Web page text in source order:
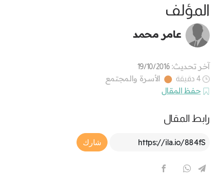
المؤلف
عامر محمد
آخر تحديث: 19/10/2016
4 دقيقة
الأسرة والمجتمع
حفظ المقال
رابط المقال
Article Link
شارك